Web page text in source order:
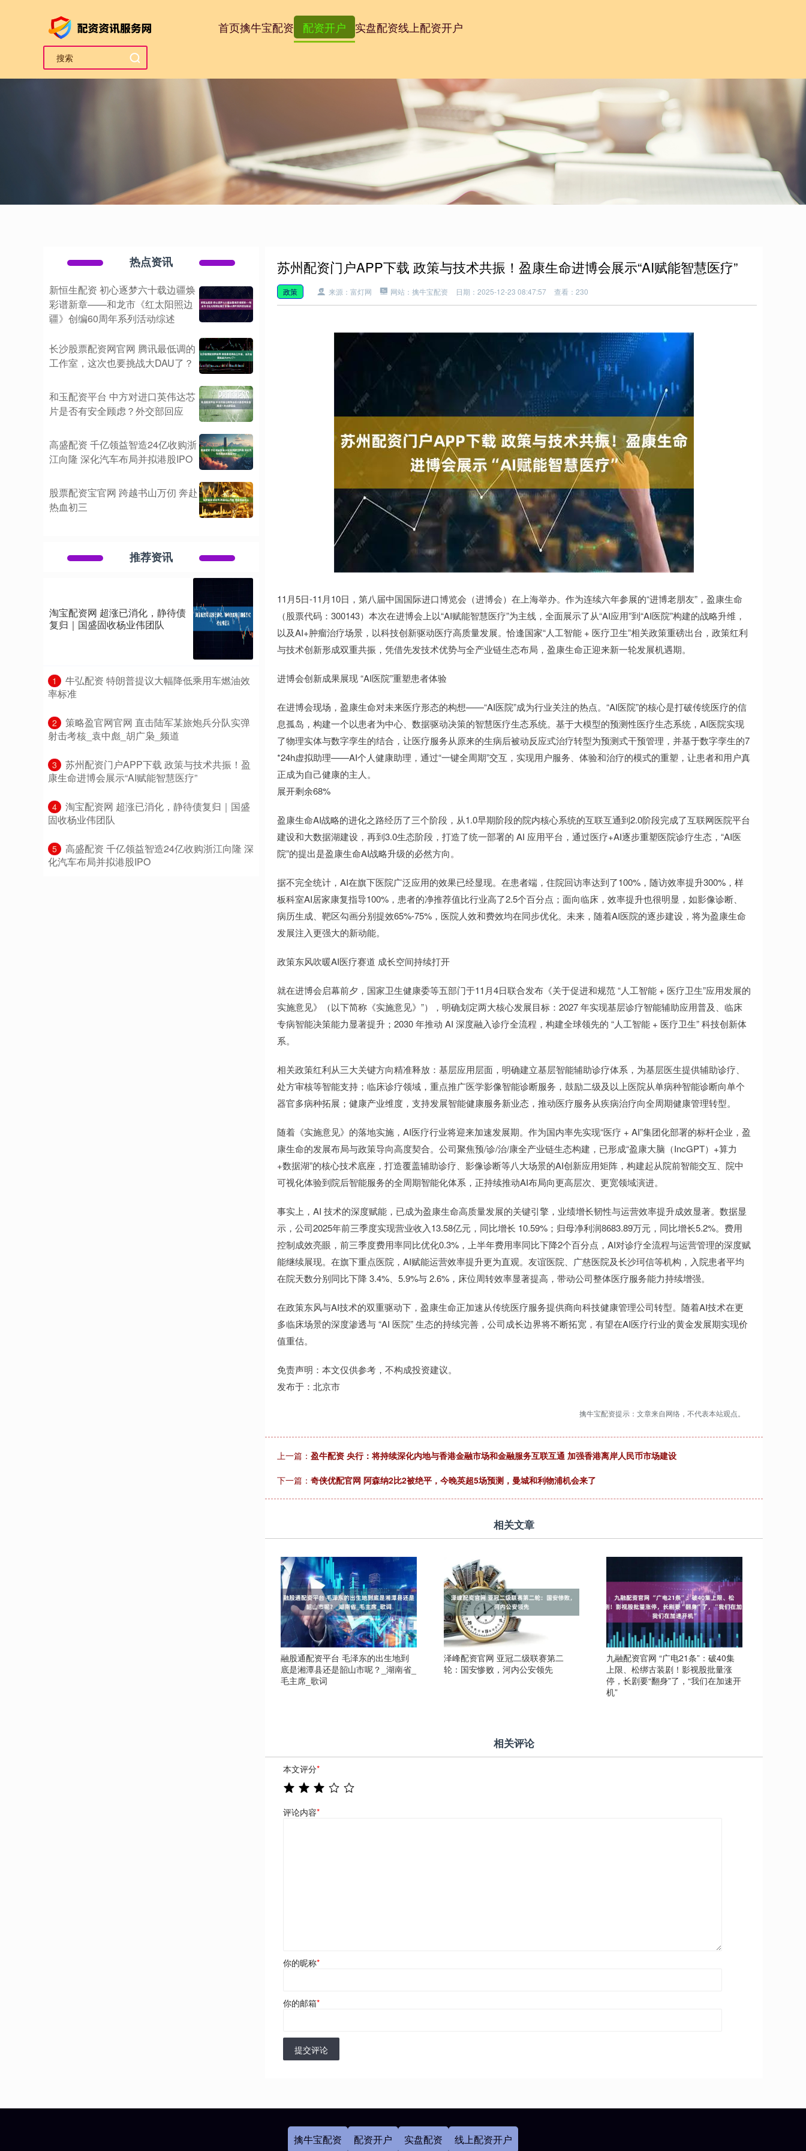
首页擒牛宝配资 配资开户 实盘配资线上配资开户
苏州配资门户APP下载 政策与技术共振！盈康生命进博会展示“AI赋能智慧医疗”
政策 来源：富灯网 网站：擒牛宝配资 日期：2025-12-23 08:47:57 查看：230
11月5日-11月10日，第八届中国国际进口博览会（进博会）在上海举办。作为连续六年参展的“进博老朋友”，盈康生命
（股票代码：300143）本次在进博会上以“AI赋能智慧医疗”为主线，全面展示了从“AI应用”到“AI医院”构建的战略升维，
以及AI+肿瘤治疗场景，以科技创新驱动医疗高质量发展。恰逢国家“人工智能 + 医疗卫生”相关政策重磅出台，政策红利
与技术创新形成双重共振，凭借先发技术优势与全产业链生态布局，盈康生命正迎来新一轮发展机遇期。
进博会创新成果展现 “AI医院”重塑患者体验
在进博会现场，盈康生命对未来医疗形态的构想——“AI医院”成为行业关注的热点。“AI医院”的核心是打破传统医疗的信
息孤岛，构建一个以患者为中心、数据驱动决策的智慧医疗生态系统。基于大模型的预测性医疗生态系统，AI医院实现
了物理实体与数字孪生的结合，让医疗服务从原来的生病后被动反应式治疗转型为预测式干预管理，并基于数字孪生的7
*24h虚拟助理——AI个人健康助理，通过“一键全周期”交互，实现用户服务、体验和治疗的模式的重塑，让患者和用户真
正成为自己健康的主人。
展开剩余68%
盈康生命AI战略的进化之路经历了三个阶段，从1.0早期阶段的院内核心系统的互联互通到2.0阶段完成了互联网医院平台
建设和大数据湖建设，再到3.0生态阶段，打造了统一部署的 AI 应用平台，通过医疗+AI逐步重塑医院诊疗生态，“AI医
院”的提出是盈康生命AI战略升级的必然方向。
据不完全统计，AI在旗下医院广泛应用的效果已经显现。在患者端，住院回访率达到了100%，随访效率提升300%，样
板科室AI居家康复指导100%，患者的净推荐值比行业高了2.5个百分点；面向临床，效率提升也很明显，如影像诊断、
病历生成、靶区勾画分别提效65%-75%，医院人效和费效均在同步优化。未来，随着AI医院的逐步建设，将为盈康生命
发展注入更强大的新动能。
政策东风吹暖AI医疗赛道 成长空间持续打开
就在进博会启幕前夕，国家卫生健康委等五部门于11月4日联合发布《关于促进和规范 “人工智能 + 医疗卫生”应用发展的
实施意见》（以下简称《实施意见》”），明确划定两大核心发展目标：2027 年实现基层诊疗智能辅助应用普及、临床
专病智能决策能力显著提升；2030 年推动 AI 深度融入诊疗全流程，构建全球领先的 “人工智能 + 医疗卫生” 科技创新体
系。
相关政策红利从三大关键方向精准释放：基层应用层面，明确建立基层智能辅助诊疗体系，为基层医生提供辅助诊疗、
处方审核等智能支持；临床诊疗领域，重点推广医学影像智能诊断服务，鼓励二级及以上医院从单病种智能诊断向单个
器官多病种拓展；健康产业维度，支持发展智能健康服务新业态，推动医疗服务从疾病治疗向全周期健康管理转型。
随着《实施意见》的落地实施，AI医疗行业将迎来加速发展期。作为国内率先实现“医疗 + AI”集团化部署的标杆企业，盈
康生命的发展布局与政策导向高度契合。公司聚焦预/诊/治/康全产业链生态构建，已形成“盈康大脑（IncGPT）+算力
+数据湖”的核心技术底座，打造覆盖辅助诊疗、影像诊断等八大场景的AI创新应用矩阵，构建起从院前智能交互、院中
可视化体验到院后智能服务的全周期智能化体系，正持续推动AI布局向更高层次、更宽领域演进。
事实上，AI 技术的深度赋能，已成为盈康生命高质量发展的关键引擎，业绩增长韧性与运营效率提升成效显著。数据显
示，公司2025年前三季度实现营业收入13.58亿元，同比增长 10.59%；归母净利润8683.89万元，同比增长5.2%。费用
控制成效亮眼，前三季度费用率同比优化0.3%，上半年费用率同比下降2个百分点，AI对诊疗全流程与运营管理的深度赋
能继续展现。在旗下重点医院，AI赋能运营效率提升更为直观。友谊医院、广慈医院及长沙珂信等机构，入院患者平均
在院天数分别同比下降 3.4%、5.9%与 2.6%，床位周转效率显著提高，带动公司整体医疗服务能力持续增强。
在政策东风与AI技术的双重驱动下，盈康生命正加速从传统医疗服务提供商向科技健康管理公司转型。随着AI技术在更
多临床场景的深度渗透与 “AI 医院” 生态的持续完善，公司成长边界将不断拓宽，有望在AI医疗行业的黄金发展期实现价
值重估。
免责声明：本文仅供参考，不构成投资建议。
发布于：北京市
擒牛宝配资提示：文章来自网络，不代表本站观点。
上一篇： 盈牛配资 央行：将持续深化内地与香港金融市场和金融服务互联互通 加强香港离岸人民币市场建设
下一篇： 奇侠优配官网 阿森纳2比2被绝平，今晚英超5场预测，曼城和利物浦机会来了
相关文章
融股通配资平台 毛泽东的出生地到
底是湘潭县还是韶山市呢？_湖南省_
毛主席_歌词
泽峰配资官网 亚冠二级联赛第二
轮：国安惨败，河内公安领先
九融配资官网 “广电21条”：破40集
上限、松绑古装剧！影视股批量涨
停，长剧要“翻身”了，“我们在加速开
机”
相关评论
本文评分*
评论内容*
你的昵称*
你的邮箱*
提交评论
热点资讯
新恒生配资 初心逐梦六十载边疆焕
彩谱新章——和龙市《红太阳照边
疆》创编60周年系列活动综述
长沙股票配资网官网 腾讯最低调的
工作室，这次也要挑战大DAU了？
和玉配资平台 中方对进口英伟达芯
片是否有安全顾虑？外交部回应
高盛配资 千亿领益智造24亿收购浙
江向隆 深化汽车布局并拟港股IPO
股票配资宝官网 跨越书山万仞 奔赴
热血初三
推荐资讯
淘宝配资网 超涨已消化，静待债
复归｜国盛固收杨业伟团队
1
​牛弘配资 特朗普提议大幅降低乘用车燃油效
率标准
2
​策略盈官网官网 直击陆军某旅炮兵分队实弹
射击考核_袁中彪_胡广枭_频道
3
​苏州配资门户APP下载 政策与技术共振！盈
康生命进博会展示“AI赋能智慧医疗”
4
​淘宝配资网 超涨已消化，静待债复归｜国盛
固收杨业伟团队
5
​高盛配资 千亿领益智造24亿收购浙江向隆 深
化汽车布局并拟港股IPO
擒牛宝配资 配资开户 实盘配资 线上配资开户